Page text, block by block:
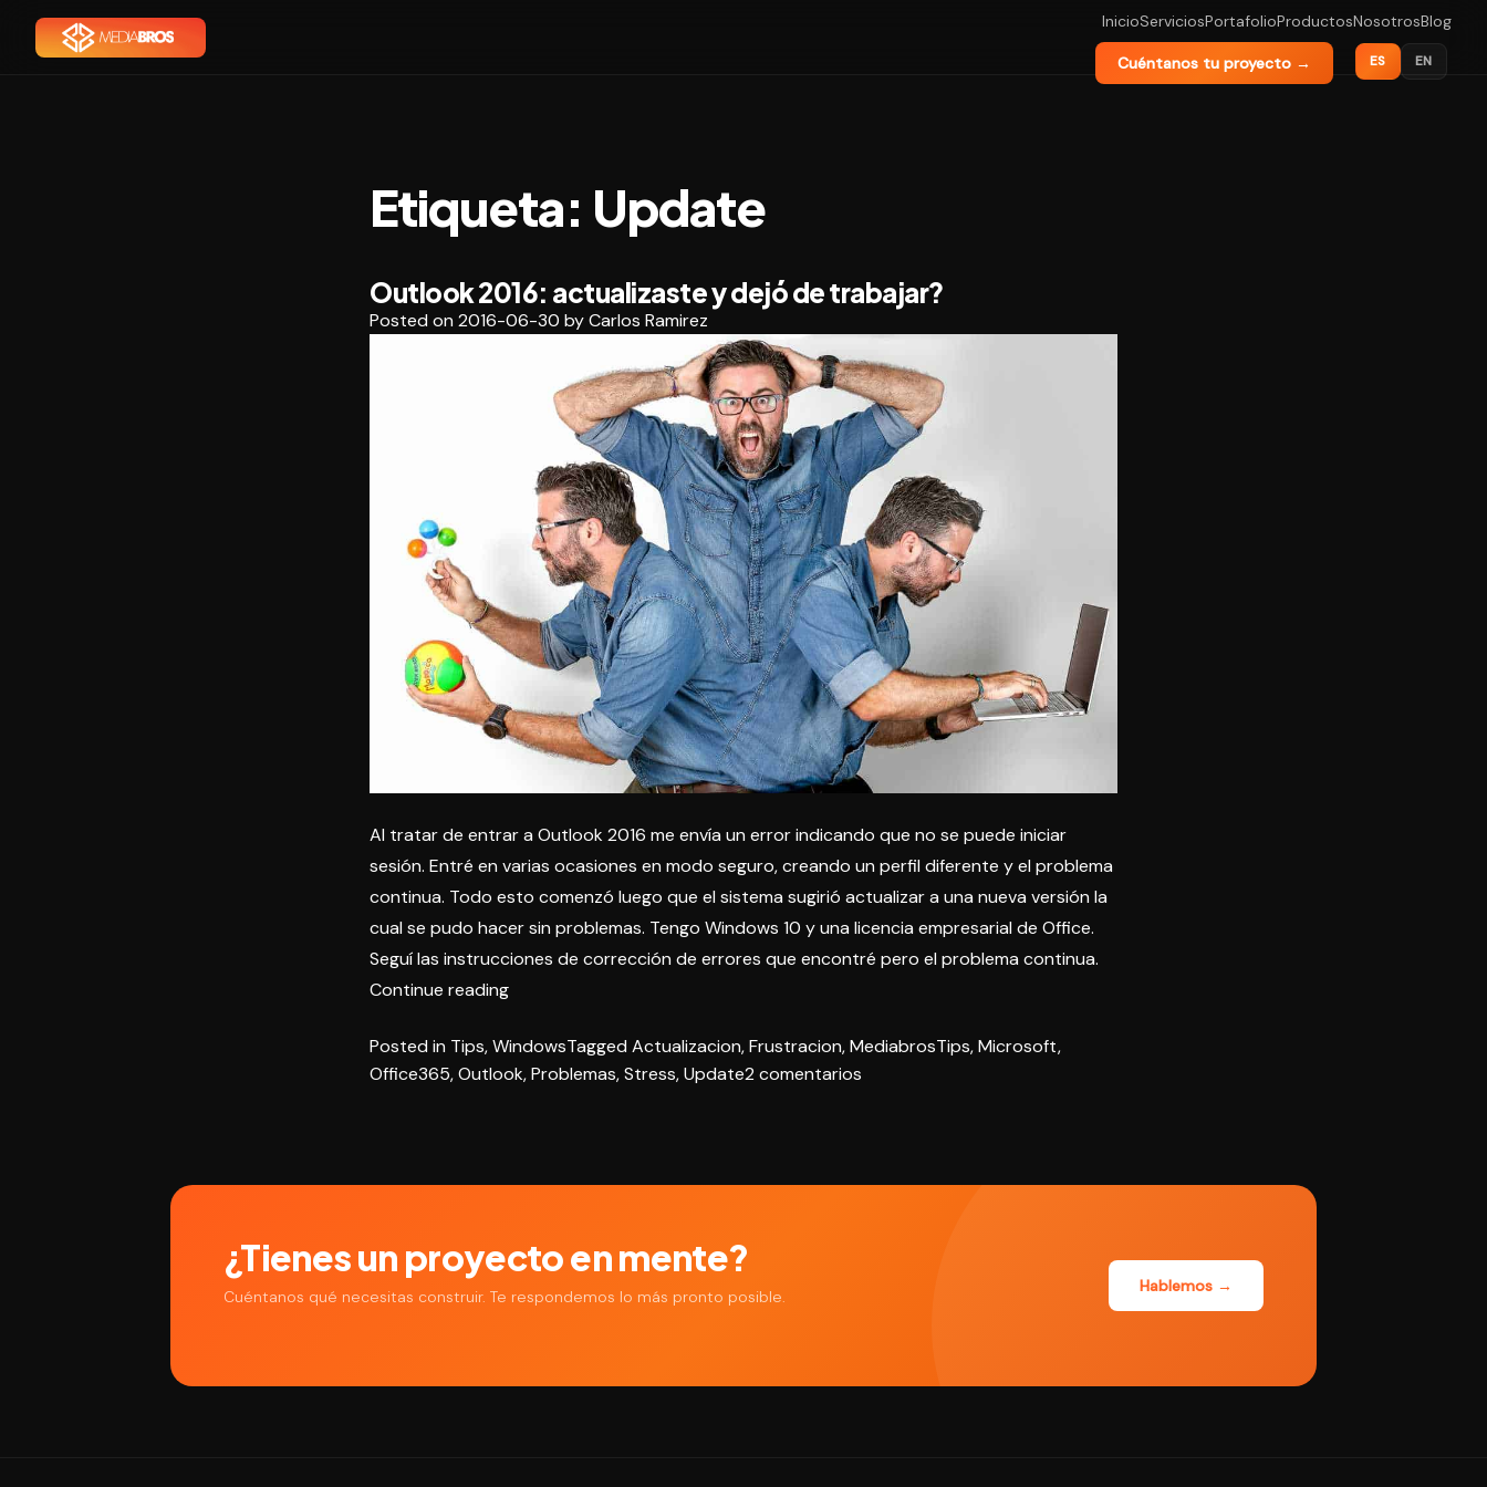
InicioServiciosPortafolioProductosNosotrosBlog
Cuéntanos tu proyecto → ES EN
Etiqueta: Update
Outlook 2016: actualizaste y dejó de trabajar?
Posted on 2016-06-30 byCarlos Ramirez
Al tratar de entrar a Outlook 2016 me envía un error indicando que no se puede iniciar
sesión. Entré en varias ocasiones en modo seguro, creando un perfil diferente y el problema
continua. Todo esto comenzó luego que el sistema sugirió actualizar a una nueva versión la
cual se pudo hacer sin problemas. Tengo Windows 10 y una licencia empresarial de Office.
Seguí las instrucciones de corrección de errores que encontré pero el problema continua.
Continue reading«Outlook
actualizaste
y
Posted in Tips,WindowsTagged Actualizacion,Frustracion,MediabrosTips,Microsoft,
Office365,Outlook,Problemas,Stress,Update2 comentarios
y
¿Tienes un proyecto en mente?
Cuéntanos qué necesitas construir. Te respondemos lo más pronto posible.
Hablemos →